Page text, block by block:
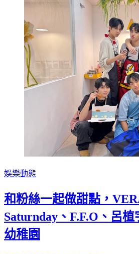
娛樂動態
和粉絲一起做甜點，
Saturnday、F.F.O、呂
幼稚園